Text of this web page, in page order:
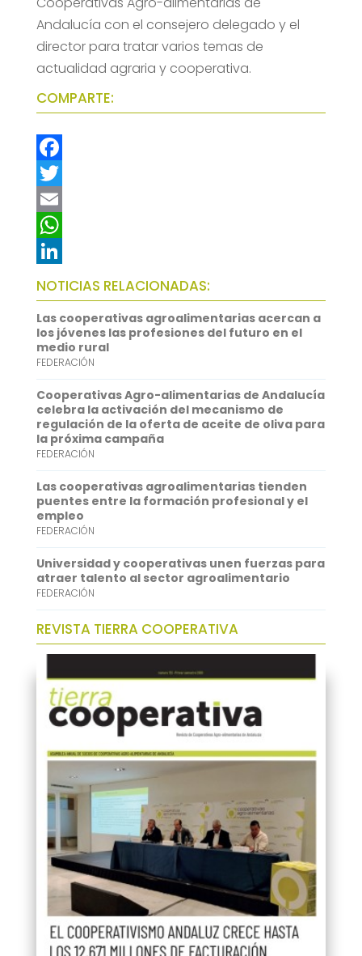
Andalucía con el consejero delegado y el
director para tratar varios temas de
actualidad agraria y cooperativa.
COMPARTE:
F
a
c
e
b
o
o
k
T
w
t
t
e
r
E
m
a
i
l
W
h
a
t
s
A
p
p
L
i
n
k
e
d
I
n
NOTICIAS RELACIONADAS:
Las cooperativas agroalimentarias acercan a
los jóvenes las profesiones del futuro en el
medio rural
FEDERACIÓN
Cooperativas Agro-alimentarias de Andalucía
celebra la activación del mecanismo de
regulación de la oferta de aceite de oliva para
la próxima campaña
FEDERACIÓN
Las cooperativas agroalimentarias tienden
puentes entre la formación profesional y el
empleo
FEDERACIÓN
Universidad y cooperativas unen fuerzas para
atraer talento al sector agroalimentario
FEDERACIÓN
REVISTA TIERRA COOPERATIVA